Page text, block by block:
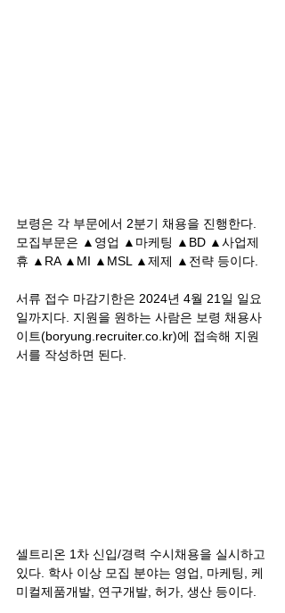
보령은 각 부문에서 2분기 채용을 진행한다.
모집부문은 ▲영업 ▲마케팅 ▲BD ▲사업제
휴 ▲RA ▲MI ▲MSL ▲제제 ▲전략 등이다.
서류 접수 마감기한은 2024년 4월 21일 일요
일까지다. 지원을 원하는 사람은 보령 채용사
이트(boryung.recruiter.co.kr)에 접속해 지원
서를 작성하면 된다.
셀트리온 1차 신입/경력 수시채용을 실시하고
있다. 학사 이상 모집 분야는 영업, 마케팅, 케
미컬제품개발, 연구개발, 허가, 생산 등이다.